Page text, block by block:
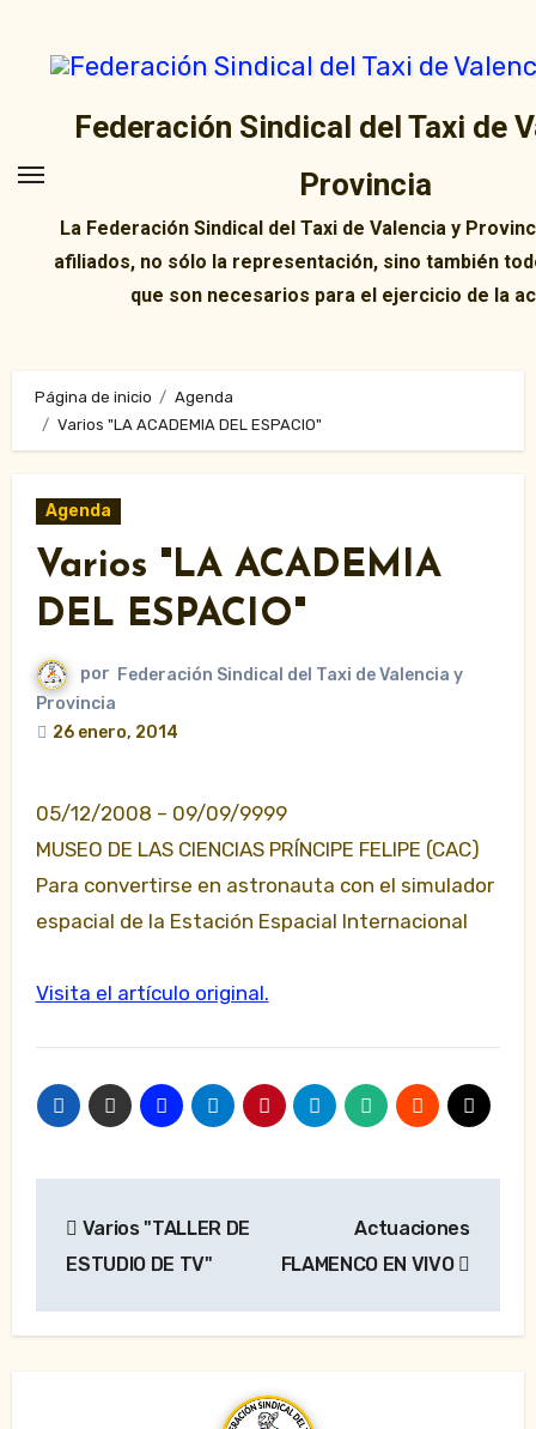
contenido
Federación Sindical del Taxi de
Provincia
La Federación Sindical del Taxi de Valencia y
afiliados, no sólo la representación, sino también
que son necesarios para el ejercicio de la
Página de inicio
Agenda
Varios "LA ACADEMIA DEL ESPACIO"
Agenda
Varios "LA ACADEMIA
DEL ESPACIO"
por Federación Sindical del Taxi de Valencia y
Provincia
26 enero, 2014
05/12/2008 – 09/09/9999
MUSEO DE LAS CIENCIAS PRÍNCIPE FELIPE (CAC)
Para convertirse en astronauta con el simulador
espacial de la Estación Espacial Internacional
Visita el artículo original.
de
Varios "TALLER DE
ESTUDIO DE TV"
Actuaciones
FLAMENCO EN VIVO